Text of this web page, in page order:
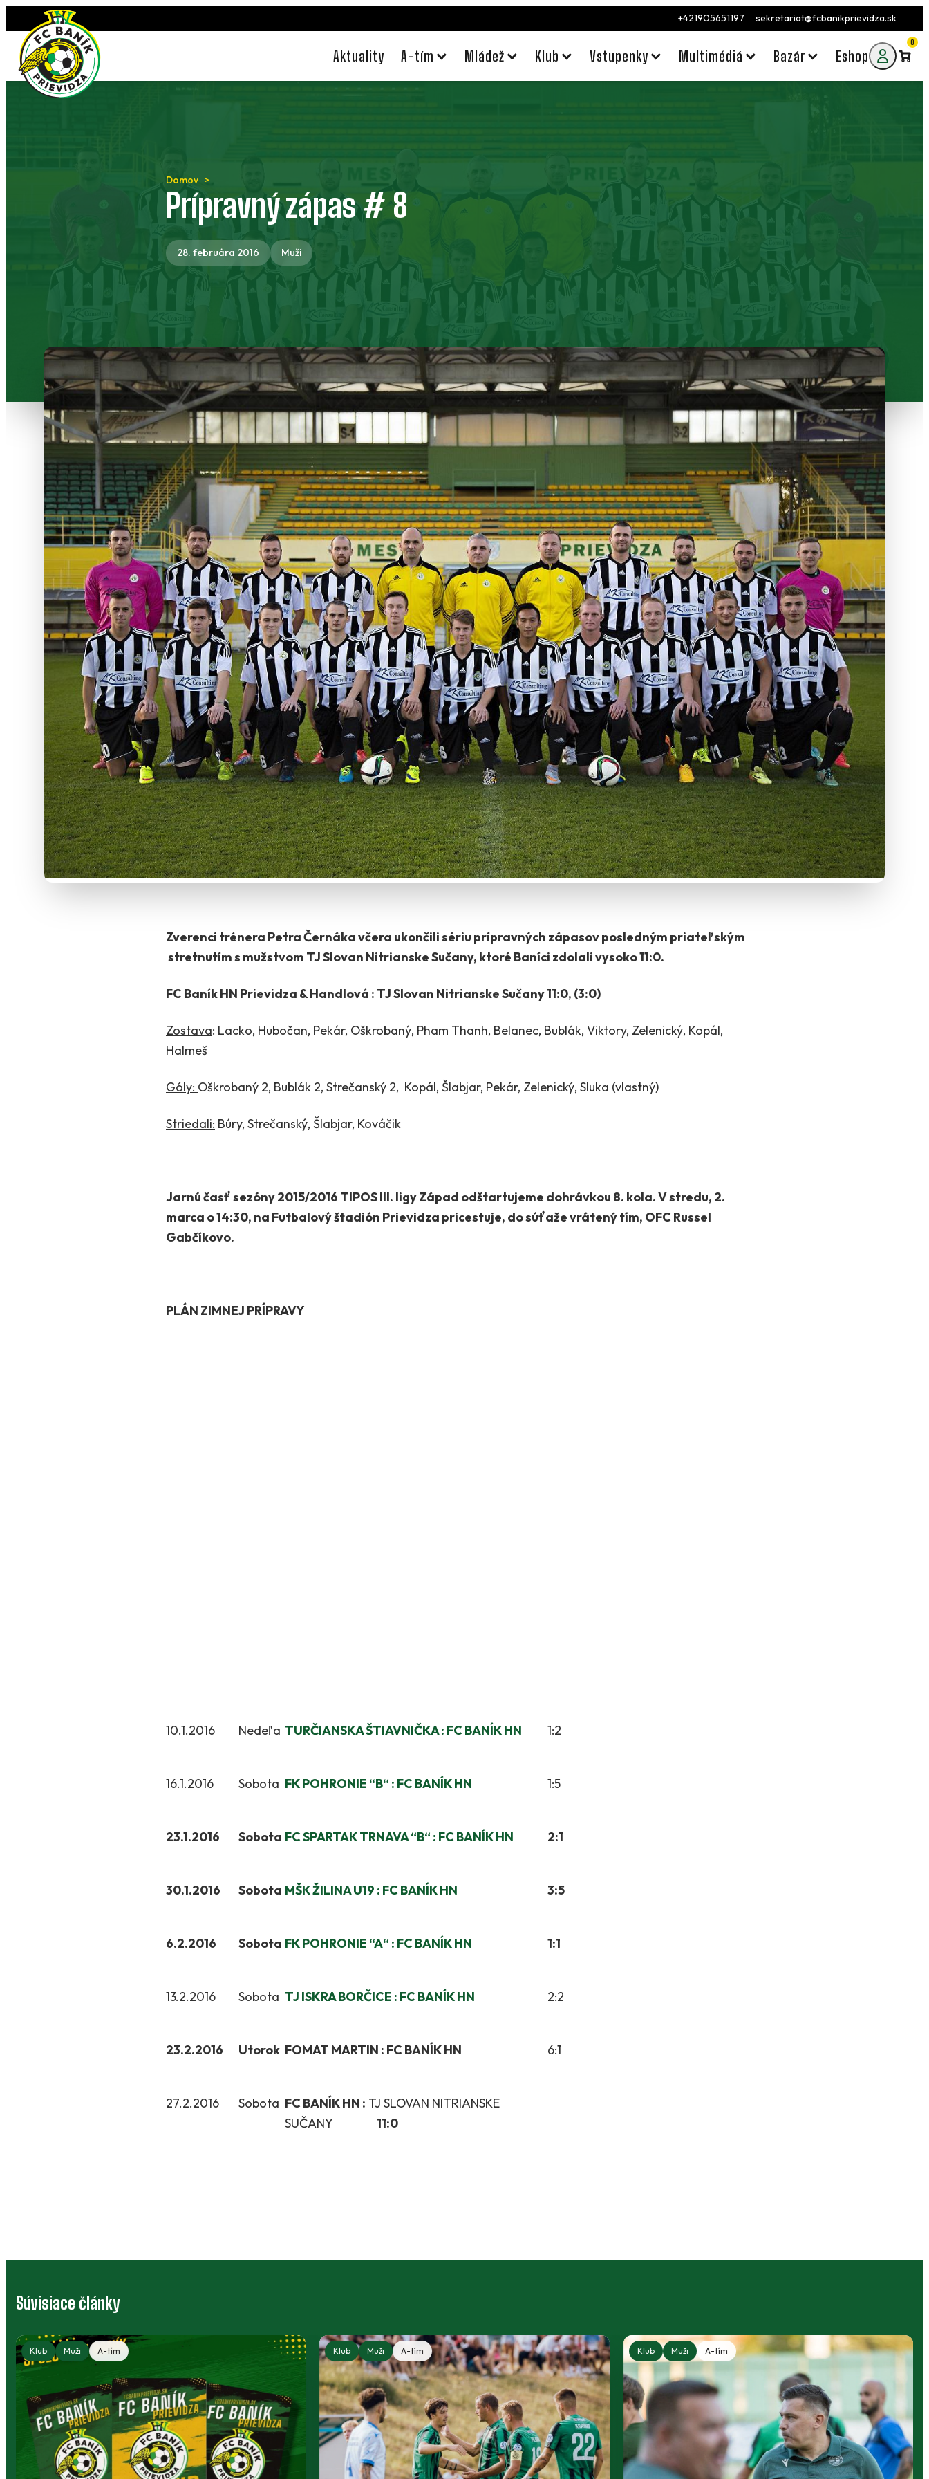
Preskočiť
na
obsah
+421905651197 sekretariat@fcbanikprievidza.sk
Aktuality A-tím Mládež Klub Vstupenky Multimédiá Bazár Eshop
0
Domov
Prípravný zápas # 8
28. februára 2016 Muži
Zverenci trénera Petra Černáka včera ukončili sériu prípravných zápasov posledným priateľským
stretnutím s mužstvom TJ Slovan Nitrianske Sučany, ktoré Baníci zdolali vysoko 11:0.
FC Baník HN Prievidza & Handlová : TJ Slovan Nitrianske Sučany 11:0, (3:0)
Zostava: Lacko, Hubočan, Pekár, Oškrobaný, Pham Thanh, Belanec, Bublák, Viktory, Zelenický, Kopál,
Halmeš
Góly: Oškrobaný 2, Bublák 2, Strečanský 2, Kopál, Šlabjar, Pekár, Zelenický, Sluka (vlastný)
Striedali: Búry, Strečanský, Šlabjar, Kováčik
Jarnú časť sezóny 2015/2016 TIPOS III. ligy Západ odštartujeme dohrávkou 8. kola. V stredu, 2.
marca o 14:30, na Futbalový štadión Prievidza pricestuje, do súťaže vrátený tím, OFC Russel
Gabčíkovo.
PLÁN ZIMNEJ PRÍPRAVY
10.1.2016 Nedeľa TURČIANSKA ŠTIAVNIČKA : FC BANÍK HN 1:2
16.1.2016 Sobota FK POHRONIE “B“ : FC BANÍK HN 1:5
23.1.2016 Sobota FC SPARTAK TRNAVA “B“ : FC BANÍK HN 2:1
30.1.2016 Sobota MŠK ŽILINA U19 : FC BANÍK HN 3:5
6.2.2016 Sobota FK POHRONIE “A“ : FC BANÍK HN 1:1
13.2.2016 Sobota TJ ISKRA BORČICE : FC BANÍK HN 2:2
23.2.2016 Utorok FOMAT MARTIN : FC BANÍK HN 6:1
27.2.2016 Sobota FC BANÍK HN : TJ SLOVAN NITRIANSKE
SUČANY 11:0
Súvisiace články
Klub Muži A-tím Klub Muži A-tím Klub Muži A-tím